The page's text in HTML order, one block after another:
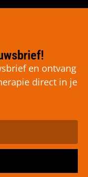
en ontvang
direct in je